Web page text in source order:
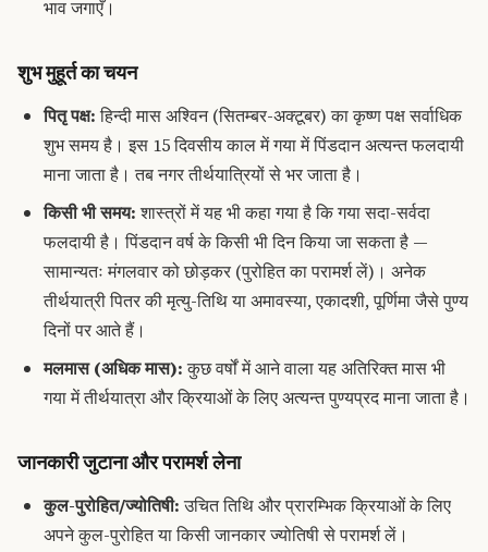
भाव जगाएँ।
शुभ मुहूर्त का चयन
पितृ पक्ष:हिन्दी मास अश्विन (सितम्बर-अक्टूबर) का कृष्ण पक्ष सर्वाधिक
शुभ समय है। इस 15 दिवसीय काल में गया में पिंडदान अत्यन्त फलदायी
माना जाता है। तब नगर तीर्थयात्रियों से भर जाता है।
किसी भी समय:शास्त्रों में यह भी कहा गया है कि गया सदा-सर्वदा
फलदायी है। पिंडदान वर्ष के किसी भी दिन किया जा सकता है —
सामान्यतः मंगलवार को छोड़कर (पुरोहित का परामर्श लें)। अनेक
तीर्थयात्री पितर की मृत्यु-तिथि या अमावस्या, एकादशी, पूर्णिमा जैसे पुण्य
दिनों पर आते हैं।
मलमास (अधिक मास):कुछ वर्षों में आने वाला यह अतिरिक्त मास भी
गया में तीर्थयात्रा और क्रियाओं के लिए अत्यन्त पुण्यप्रद माना जाता है।
जानकारी जुटाना और परामर्श लेना
कुल-पुरोहित/ज्योतिषी:उचित तिथि और प्रारम्भिक क्रियाओं के लिए
अपने कुल-पुरोहित या किसी जानकार ज्योतिषी से परामर्श लें।